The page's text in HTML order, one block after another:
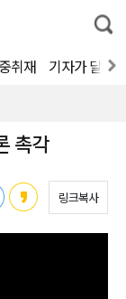
통
합
색
취재 기자가 달려
촉각
링크복사